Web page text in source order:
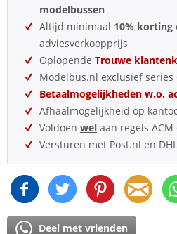
modelbussen
Altijd minimaal 10% korting
adviesverkoopprijs
Oplopende Trouwe
Modelbus.nl exclusief series
Betaalmogelijkheden w.o.
Afhaalmogelijkheid op
Voldoen wel aan regels ACM
Versturen met Post.nl en DHL
Deel met vrienden